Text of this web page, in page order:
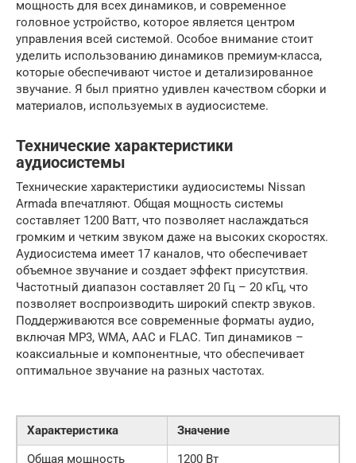
мощность для всех динамиков, и современное
головное устройство, которое является центром
управления всей системой. Особое внимание стоит
уделить использованию динамиков премиум-класса,
которые обеспечивают чистое и детализированное
звучание. Я был приятно удивлен качеством сборки и
материалов, используемых в аудиосистеме.
Технические характеристики
аудиосистемы
Технические характеристики аудиосистемы Nissan
Armada впечатляют. Общая мощность системы
составляет 1200 Ватт, что позволяет наслаждаться
громким и четким звуком даже на высоких скоростях.
Аудиосистема имеет 17 каналов, что обеспечивает
объемное звучание и создает эффект присутствия.
Частотный диапазон составляет 20 Гц – 20 кГц, что
позволяет воспроизводить широкий спектр звуков.
Поддерживаются все современные форматы аудио,
включая MP3, WMA, AAC и FLAC. Тип динамиков –
коаксиальные и компонентные, что обеспечивает
оптимальное звучание на разных частотах.
Характеристика
Значение
Общая мощность
1200 Вт